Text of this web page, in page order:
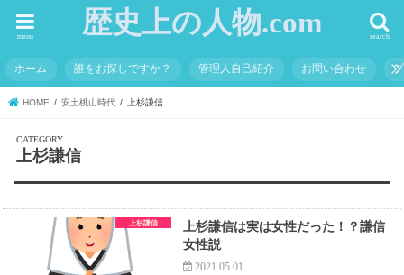
歴史上の人物.com search
menu
ホーム 誰をお探しですか？ 管理人自己紹介 お問い合わせ
HOME 安土桃山時代 上杉謙信
上杉謙信
上杉謙信
上杉謙信は実は女性だった！？謙信
女性説
2021.05.01